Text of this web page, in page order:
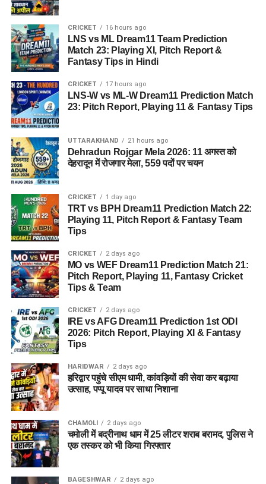
फिलहाल प्रशासन की ओर से नागरिकों को घबराने की बजाय आधिकारिक
अपडेट पर भरोसा करने और साइबर सुरक्षा संबंधी सावधानियां बरतने की
सलाह दी जा रही है। जांच पूरी होने के बाद ही पूरे मामले की वास्तविक
स्थिति स्पष्ट हो सकेगी।
CRICKET 16 hours ago
LNS vs ML Dream11 Team Prediction
Match 23: Playing XI, Pitch Report &
Fantasy Tips in Hindi
CRICKET 17 hours ago
LNS-W vs ML-W Dream11 Prediction Match
23: Pitch Report, Playing 11 & Fantasy Tips
UTTARAKHAND 21 hours ago
Dehradun Rojgar Mela 2026: 11 अगस्त को
देहरादून में रोजगार मेला, 559 पदों पर चयन
CRICKET 1 day ago
TRT vs BPH Dream11 Prediction Match 22:
Playing 11, Pitch Report & Fantasy Team
Tips
CRICKET 2 days ago
MO vs WEF Dream11 Prediction Match 21:
Pitch Report, Playing 11, Fantasy Cricket
Tips & Team
CRICKET 2 days ago
IRE vs AFG Dream11 Prediction 1st ODI
2026: Pitch Report, Playing XI & Fantasy
Tips
HARIDWAR 2 days ago
हरिद्वार पहुंचे सीएम धामी, कांवड़ियों की सेवा कर बढ़ाया
उत्साह, पप्पू यादव पर साधा निशाना
CHAMOLI 2 days ago
चमोली में बद्रीनाथ धाम में 25 लीटर शराब बरामद, पुलिस ने
एक तस्कर को भी किया गिरफ्तार
BAGESHWAR 2 days ago